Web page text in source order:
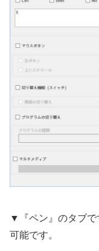
▼『ペン』のタブで
可能です。